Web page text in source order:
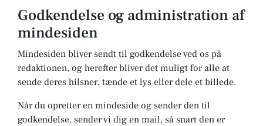
Godkendelse og administration af
mindesiden
Mindesiden bliver sendt til godkendelse ved os på
redaktionen, og herefter bliver det muligt for alle at
sende deres hilsner, tænde et lys eller dele et billede.
Når du opretter en mindeside og sender den til
godkendelse, sender vi dig en mail, så snart den er